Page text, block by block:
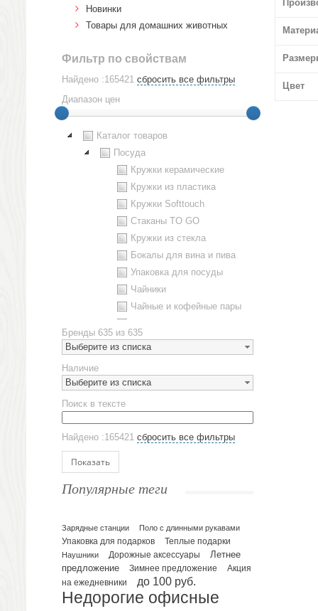
Цвет
Новинки
Товары для домашних животных
Фильтр по свойствам
Найдено :165421 сбросить все фильтры
Диапазон цен
Каталог товаров
Посуда
Кружки керамические
Кружки из пластика
Кружки Softtouch
Стаканы TO GO
Кружки из стекла
Бокалы для вина и пива
Упаковка для посуды
Чайники
Чайные и кофейные пары
Наборы посуды
Предметы сервировки
Стаканы
Эко кружки
ЕВРОПОСУДА
Аксессуары
Ежедневники и блокноты
Датированные ежедневники
Планинги и телефонные книжки
Планинги датированные
Планинги недатированные
Телефонные книжки
Еженедельники
Бренды 635 из 635
Выберите из списка
Наличие
Выберите из списка
Поиск в тексте
Найдено :165421 сбросить все фильтры
Показать
Популярные теги
Зарядные станции Поло с длинными рукавами
Упаковка для подарков
Теплые подарки
Наушники
Дорожные аксессуары
Летнее
предложение
Зимнее предложение
Акция
на ежедневники
до 100 руб.
Недорогие офисные